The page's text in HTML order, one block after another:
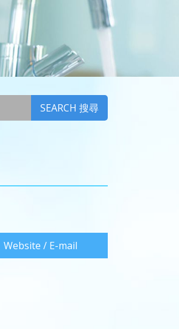
SEARCH 搜尋
Website / E-mail